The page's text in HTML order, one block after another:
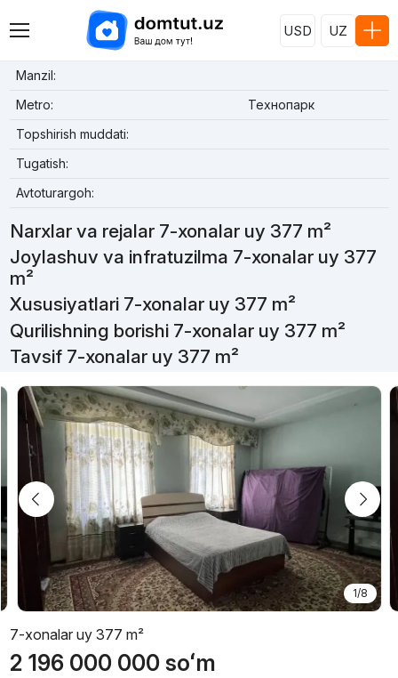
USD UZ
Manzil:
Metro:
Технопарк
Topshirish muddati:
Tugatish:
Avtoturargoh:
Narxlar va rejalar 7-xonalar uy 377 m²
Joylashuv va infratuzilma 7-xonalar uy 377
m²
Xususiyatlari 7-xonalar uy 377 m²
Qurilishning borishi 7-xonalar uy 377 m²
Tavsif 7-xonalar uy 377 m²
1/8
7-xonalar uy 377 m²
2 196 000 000 soʻm